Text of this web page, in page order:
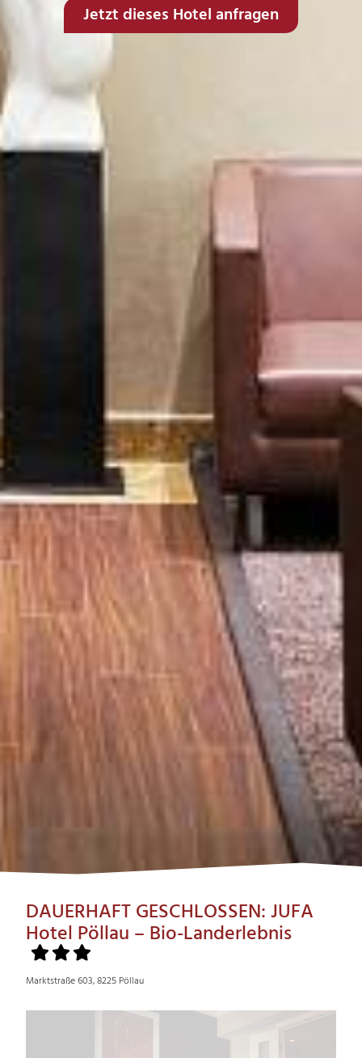
Jetzt dieses Hotel anfragen
DAUERHAFT GESCHLOSSEN: JUFA
Hotel Pöllau – Bio-Landerlebnis
Marktstraße 603, 8225 Pöllau